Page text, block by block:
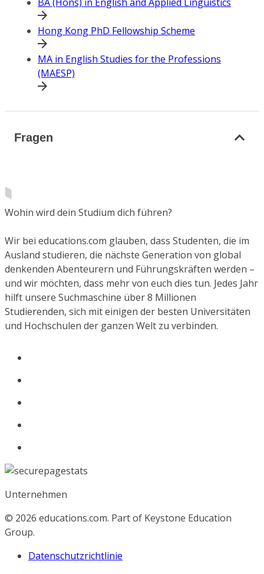
BA (Hons) in English and Applied Linguistics
Hong Kong PhD Fellowship Scheme
MA in English Studies for the Professions
(MAESP)
Fragen
Wohin wird dein Studium dich führen?
Wir bei educations.com glauben, dass Studenten, die im
Ausland studieren, die nächste Generation von global
denkenden Abenteurern und Führungskräften werden –
und wir möchten, dass mehr von euch dies tun. Jedes Jahr
hilft unsere Suchmaschine über 8 Millionen
Studierenden, sich mit einigen der besten Universitäten
und Hochschulen der ganzen Welt zu verbinden.
Unternehmen
© 2026 educations.com. Part of Keystone Education
Group.
Datenschutzrichtlinie